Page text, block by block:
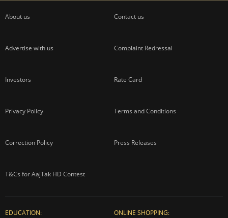
About us Contact us
Advertise with us Complaint Redressal
Investors Rate Card
Privacy Policy Terms and Conditions
Correction Policy Press Releases
T&Cs for AajTak HD Contest
EDUCATION: ONLINE SHOPPING: